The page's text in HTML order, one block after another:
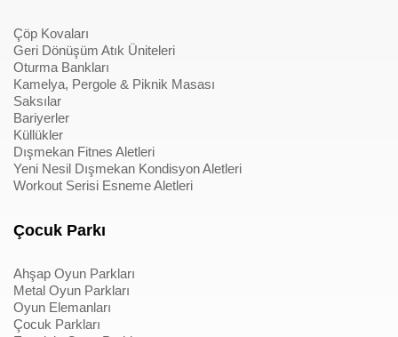
Çöp Kovaları
Geri Dönüşüm Atık Üniteleri
Oturma Bankları
Kamelya, Pergole & Piknik Masası
Saksılar
Bariyerler
Küllükler
Dışmekan Fitnes Aletleri
Yeni Nesil Dışmekan Kondisyon Aletleri
Workout Serisi Esneme Aletleri
Çocuk Parkı
Ahşap Oyun Parkları
Metal Oyun Parkları
Oyun Elemanları
Çocuk Parkları